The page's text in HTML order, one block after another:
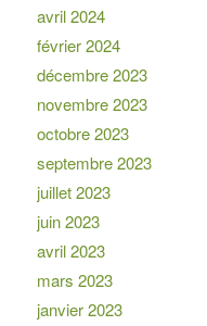
avril 2024
février 2024
décembre 2023
novembre 2023
octobre 2023
septembre 2023
juillet 2023
juin 2023
avril 2023
mars 2023
janvier 2023